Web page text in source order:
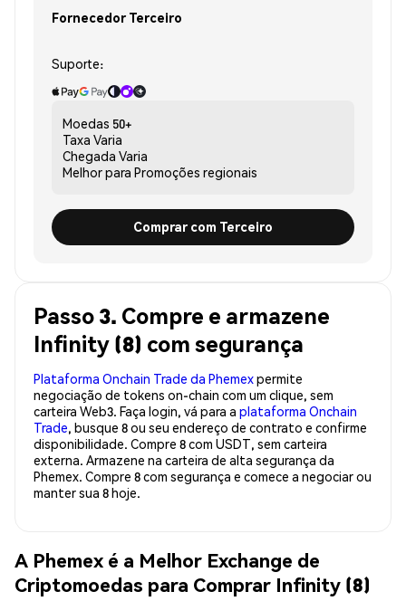
Fornecedor Terceiro
Suporte:
Moedas 50+
Taxa Varia
Chegada Varia
Melhor para Promoções regionais
Comprar com Terceiro
Passo 3. Compre e armazene
Infinity (8) com segurança
Plataforma Onchain Trade da Phemexpermite
negociação de tokens on-chain com um clique, sem
carteira Web3. Faça login, vá para a plataforma Onchain
Trade, busque 8 ou seu endereço de contrato e confirme
disponibilidade. Compre 8 com USDT, sem carteira
externa. Armazene na carteira de alta segurança da
Phemex. Compre 8 com segurança e comece a negociar ou
manter sua 8 hoje.
A Phemex é a Melhor Exchange de
Criptomoedas para Comprar Infinity (8)